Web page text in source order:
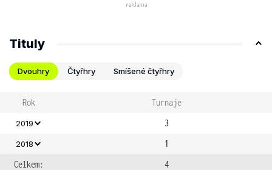
Tituly
Dvouhry Čtyřhry Smíšené čtyřhry
Rok Turnaje
2019 3
2018
1
Celkem:
4